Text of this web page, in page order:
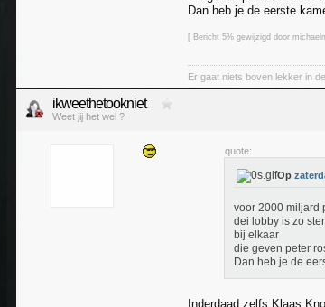
Dan heb je de eerste
[ Bericht 5% gewijzigd door
Er gaat niets boven lekker in
ikweethetookniet
Weet jij het wel ?
quote:
Op
voor 2000 miljard
dei lobby is zo
bij elkaar
die geven peter
Dan heb je de
Inderdaad zelfs Klaas